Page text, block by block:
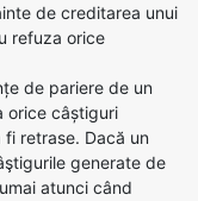
de creditarea unui
refuza orice
de pariere de un
orice câștiguri
retrase. Dacă un
generate de
atunci când